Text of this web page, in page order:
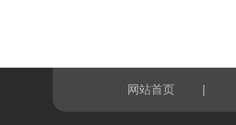
网站首页 |